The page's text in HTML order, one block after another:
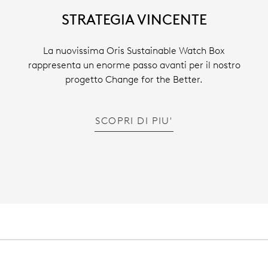
STRATEGIA VINCENTE
La nuovissima Oris Sustainable Watch Box
rappresenta un enorme passo avanti per il nostro
progetto Change for the Better.
SCOPRI DI PIU'